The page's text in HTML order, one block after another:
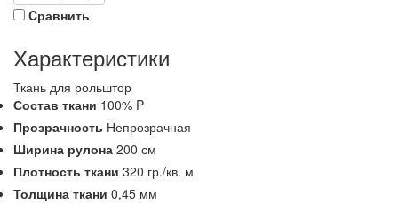
Cравнить
Характеристики
Ткань для рольштор
Состав ткани 100% P
Прозрачность Непрозрачная
Ширина рулона 200 см
Плотность ткани 320 гр./кв. м
Толщина ткани 0,45 мм